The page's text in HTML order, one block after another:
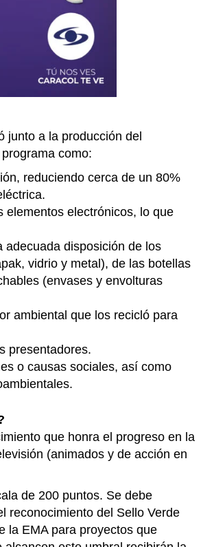
junto a la producción del
como:
reduciendo cerca de un 80%
elementos electrónicos, lo que
adecuada disposición de los
vidrio y metal), de las botellas
(envases y envolturas
ambiental que los recicló para
presentadores.
o causas sociales, así como
que honra el progreso en la
(animados y de acción en
de 200 puntos. Se debe
reconocimiento del Sello Verde
la EMA para proyectos que